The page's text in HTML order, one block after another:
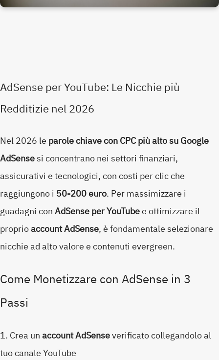
AdSense per YouTube: Le Nicchie più
Redditizie nel 2026
Nel 2026 le parole chiave con CPC più alto su Google
AdSensesi concentrano nei settori finanziari,
assicurativi e tecnologici, con costi per clic che
raggiungono i 50-200 euro. Per massimizzare i
guadagni conAdSense per YouTubee ottimizzare il
proprioaccount AdSense, è fondamentale selezionare
nicchie ad alto valore e contenuti evergreen.
Come Monetizzare con AdSense in 3
Passi
Crea unaccount AdSenseverificato collegandolo al
tuo canale YouTube